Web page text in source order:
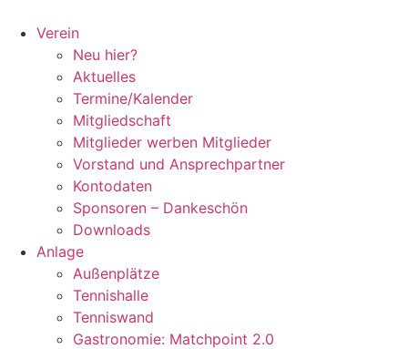
Inhalt
springen
Verein
Neu hier?
Aktuelles
Termine/Kalender
Mitgliedschaft
Mitglieder werben Mitglieder
Vorstand und Ansprechpartner
Kontodaten
Sponsoren – Dankeschön
Downloads
Anlage
Außenplätze
Tennishalle
Tenniswand
Gastronomie: Matchpoint 2.0